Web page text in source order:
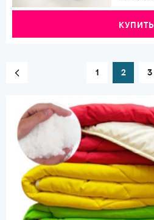
КУПИТЬ
1 2 3